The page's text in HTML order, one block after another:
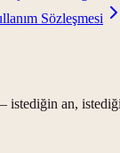
Sözleşmesi
istediğin an,